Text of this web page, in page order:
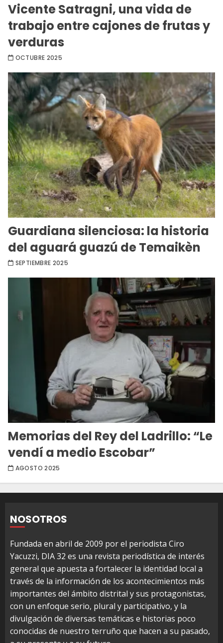
Vicente Satragni, una vida de
trabajo entre cajones de frutas y
verduras
OCTUBRE 2025
Guardiana silenciosa: la historia
del aguará guazú de Temaikèn
SEPTIEMBRE 2025
Memorias del Rey del Ladrillo: “Le
vendí a medio Escobar”
AGOSTO 2025
NOSOTROS
Fundada en abril de 2009 por el periodista Ciro
Yacuzzi, DIA 32 es una revista periodística de interés
general que apuesta a fortalecer la identidad local a
través de la información de los acontecimientos más
importantes del ámbito distrital y sus protagonistas,
con un enfoque serio, plural y participativo, y la
divulgación de diversas temáticas e historias poco
conocidas de nuestro terruño que hacen a su pasado,